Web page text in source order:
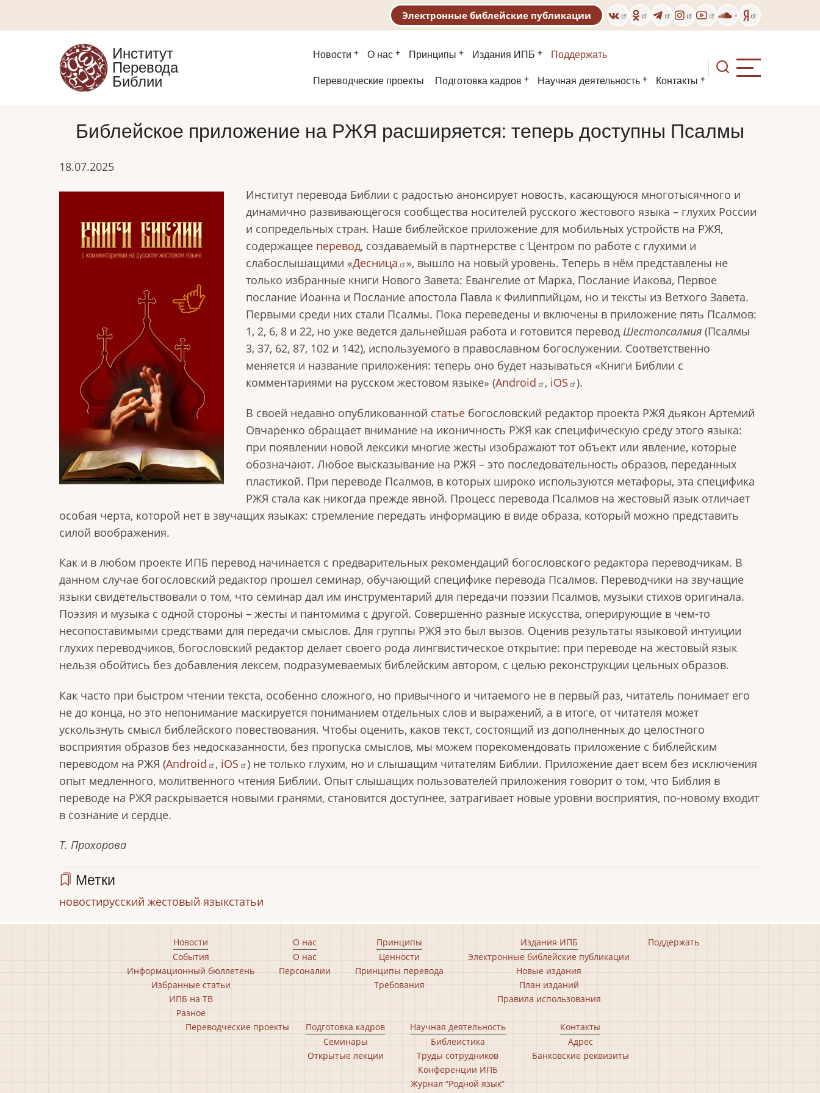
содержанию
Электронные библейские публикации
Институт
Перевода
Библии
Основная
навигация
Новости О нас Принципы Издания ИПБ Поддержать
Второе
Переводческие проекты Подготовка кадров Научная деятельность Контакты
Библейское приложение на РЖЯ расширяется: теперь доступны Псалмы
18.07.2025
Институт перевода Библии с радостью анонсирует новость, касающуюся многотысячного и
динамично развивающегося сообщества носителей русского жестового языка – глухих России
и сопредельных стран. Наше библейское приложение для мобильных устройств на РЖЯ,
содержащее перевод, создаваемый в партнерстве с Центром по работе с глухими и
слабослышащими «Десница
», вышло на новый уровень. Теперь в нём представлены не
только избранные книги Нового Завета: Евангелие от Марка, Послание Иакова, Первое
послание Иоанна и Послание апостола Павла к Филиппийцам, но и тексты из Ветхого Завета.
Первыми среди них стали Псалмы. Пока переведены и включены в приложение пять Псалмов:
1, 2, 6, 8 и 22, но уже ведется дальнейшая работа и готовится перевод Шестопсалмия (Псалмы
3, 37, 62, 87, 102 и 142), используемого в православном богослужении. Соответственно
меняется и название приложения: теперь оно будет называться «Книги Библии с
комментариями на русском жестовом языке» (Android , iOS ).
В своей недавно опубликованной статье богословский редактор проекта РЖЯ дьякон Артемий
Овчаренко обращает внимание на иконичность РЖЯ как специфическую среду этого языка:
при появлении новой лексики многие жесты изображают тот объект или явление, которые
обозначают. Любое высказывание на РЖЯ – это последовательность образов, переданных
пластикой. При переводе Псалмов, в которых широко используются метафоры, эта специфика
РЖЯ стала как никогда прежде явной. Процесс перевода Псалмов на жестовый язык отличает
особая черта, которой нет в звучащих языках: стремление передать информацию в виде образа, который можно представить
силой воображения.
Как и в любом проекте ИПБ перевод начинается с предварительных рекомендаций богословского редактора переводчикам. В
данном случае богословский редактор прошел семинар, обучающий специфике перевода Псалмов. Переводчики на звучащие
языки свидетельствовали о том, что семинар дал им инструментарий для передачи поэзии Псалмов, музыки стихов оригинала.
Поэзия и музыка с одной стороны – жесты и пантомима с другой. Совершенно разные искусства, оперирующие в чем-то
несопоставимыми средствами для передачи смыслов. Для группы РЖЯ это был вызов. Оценив результаты языковой интуиции
глухих переводчиков, богословский редактор делает своего рода лингвистическое открытие: при переводе на жестовый язык
нельзя обойтись без добавления лексем, подразумеваемых библейским автором, с целью реконструкции цельных образов.
Как часто при быстром чтении текста, особенно сложного, но привычного и читаемого не в первый раз, читатель понимает его
не до конца, но это непонимание маскируется пониманием отдельных слов и выражений, а в итоге, от читателя может
ускользнуть смысл библейского повествования. Чтобы оценить, каков текст, состоящий из дополненных до целостного
восприятия образов без недосказанности, без пропуска смыслов, мы можем порекомендовать приложение с библейским
переводом на РЖЯ (Android , iOS
) не только глухим, но и слышащим читателям Библии. Приложение дает всем без исключения
опыт медленного, молитвенного чтения Библии. Опыт слышащих пользователей приложения говорит о том, что Библия в
переводе на РЖЯ раскрывается новыми гранями, становится доступнее, затрагивает новые уровни восприятия, по-новому входит
в сознание и сердце.
Т. Прохорова
Метки
новостирусский жестовый языкстатьи
Новости
События
Информационный бюллетень
Избранные статьи
ИПБ на ТВ
Разное
О нас
О нас
Персоналии
Принципы
Ценности
Принципы перевода
Требования
Издания ИПБ
Электронные библейские публикации
Новые издания
План изданий
Правила использования
Поддержать
Переводческие проекты
Подготовка кадров
Семинары
Открытые лекции
Научная деятельность
Библеистика
Труды сотрудников
Конференции ИПБ
Журнал “Родной язык”
Контакты
Адрес
Банковские реквизиты